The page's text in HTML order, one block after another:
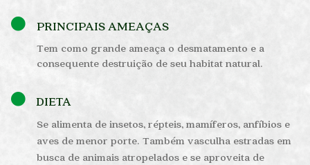
PRINCIPAIS AMEAÇAS
Tem como grande ameaça o desmatamento e a
consequente destruição de seu habitat natural.
DIETA
Se alimenta de insetos, répteis, mamíferos, anfíbios e
aves de menor porte. Também vasculha estradas em
busca de animais atropelados e se aproveita de